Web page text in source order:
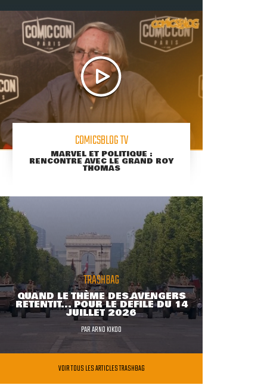
COMICSBLOG TV
MARVEL ET POLITIQUE :
RENCONTRE AVEC LE GRAND ROY
THOMAS
TRASHBAG
QUAND LE THÈME DES AVENGERS
RETENTIT... POUR LE DÉFILÉ DU 14
JUILLET 2026
PARARNO KIKOO
VOIR TOUS LES ARTICLES TRASHBAG